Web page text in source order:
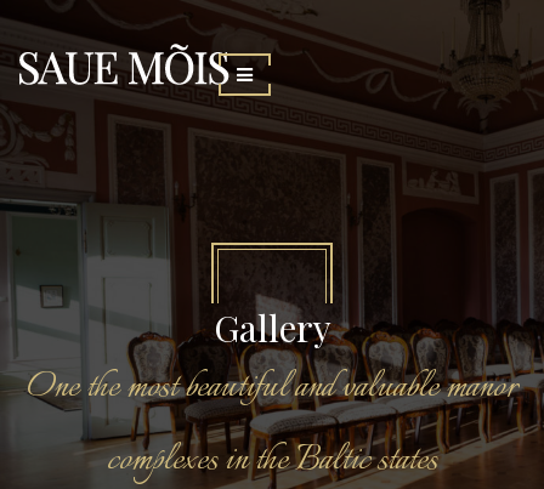
Gallery
One the most beautiful and valuable manor
complexes in the Baltic states